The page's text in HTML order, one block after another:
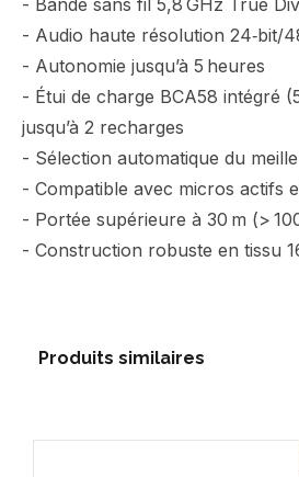
- Bande sans fil 5,8 GHz True
- Audio haute résolution 24‑bit/
- Autonomie jusqu’à 5 heures
- Étui de charge BCA58 intégré
jusqu’à 2 recharges
- Sélection automatique du
- Compatible avec micros actifs
- Portée supérieure à 30 m (>
- Construction robuste en tissu
Produits similaires